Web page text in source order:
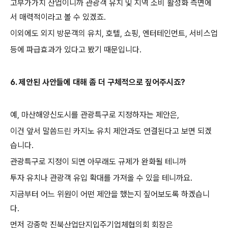
고부가가치 산업이니까 관광객 유치 및 지역 소비 활성화 측면에
서 매력적이라고 볼 수 있겠죠.
이외에도 외지 방문객의 유치 , 호텔, 쇼핑, 엔터테인먼트, 서비스업
등에 파급효과가 있다고 봤기 때문입니다.
6.제안된 사안들에 대해 좀 더 구체적으로 짚어주시죠?
예 , 마산해양신도시를 관광특구로 지정하자는 제안은,
이건 앞서 말씀드린 카지노 유치 제안과도 연결된다고 보면 되겠
습니다.
관광특구로 지정이 되면 아무래도 규제가 완화될 테니까
투자 유치나 관광객 유입 확대를 가져올 수 있을 테니까요.
지금부터 어느 위원이 어떤 제안을 했는지 짚어보도록 하겠습니
다.
먼저 강종학 진북산업단지입주기업체협의회 회장은